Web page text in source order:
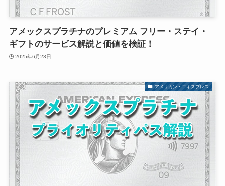
アメックスプラチナのプレミアム フリー・ステイ・
ギフトのサービス解説と価値を検証！
2025年6月23日
アメリカン・エキスプレス